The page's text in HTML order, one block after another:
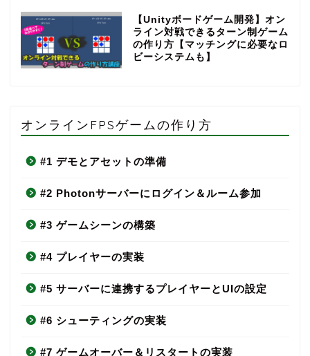
【Unityボードゲーム開発】オン
ライン対戦できるターン制ゲーム
の作り方【マッチングに必要なロ
ビーシステムも】
オンラインFPSゲームの作り方
#1 デモとアセットの準備
#2 Photonサーバーにログイン＆ルーム参加
#3 ゲームシーンの構築
#4 プレイヤーの実装
#5 サーバーに連携するプレイヤーとUIの設定
#6 シューティングの実装
#7 ゲームオーバー＆リスタートの実装